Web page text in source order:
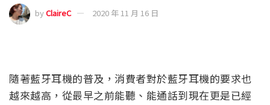
byClaireC 2020 年 11 月 16 日
隨著藍牙耳機的普及，消費者對於藍牙耳機的要求也
越來越高，從最早之前能聽、能通話到現在更是已經